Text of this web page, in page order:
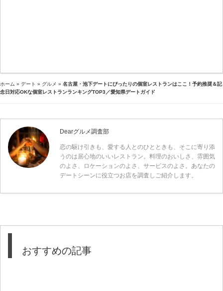
ホーム » デート » グルメ » 名古屋・池下デートにぴったりの個室レストランはここ！予約推奨＆記
念日対応OKな個室レストランランキングTOP3／愛知県デートガイド
Dearグルメ調査部
恋の駆け引きも、愛する人とのひとときも、そこに寄り添
うのは居心地のいいレストラン。料理のおいしさ、雰囲気
のよさ、ロケーションのよさ、サービスのよさ。あなたの
デートシーンに役立つお店を調査しご紹介します。
おすすめの記事